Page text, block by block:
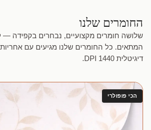
החומרים שלנו
שלושה חומרים מקצועיים, נבחרים בקפידה —
המתאים. כל החומרים שלנו מגיעים עם
דיגיטלית 1440 DPI.
הכי פופולרי